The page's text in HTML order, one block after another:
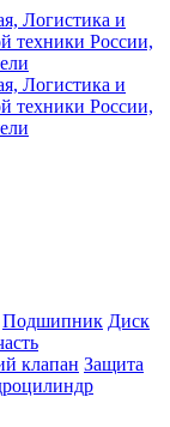
Подшипник Диск
клапан Защита